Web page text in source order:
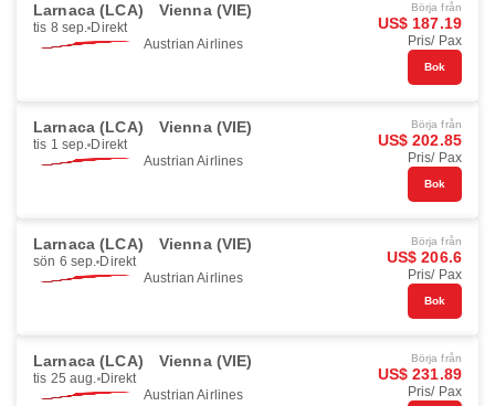
Larnaca (LCA) Vienna (VIE)
tis 8 sep. Direkt
Austrian Airlines
Börja från
US$ 187.19
Pris/ Pax
Bok
Larnaca (LCA) Vienna (VIE)
tis 1 sep. Direkt
Austrian Airlines
Börja från
US$ 202.85
Pris/ Pax
Bok
Larnaca (LCA) Vienna (VIE)
sön 6 sep. Direkt
Austrian Airlines
Börja från
US$ 206.6
Pris/ Pax
Bok
Larnaca (LCA) Vienna (VIE)
tis 25 aug. Direkt
Austrian Airlines
Börja från
US$ 231.89
Pris/ Pax